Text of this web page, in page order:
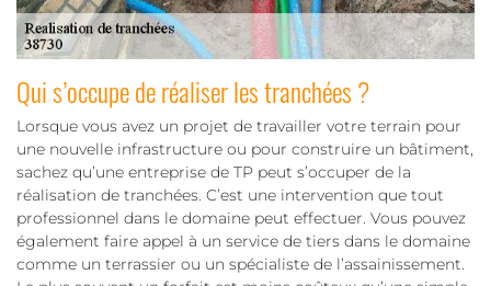
Qui s’occupe de réaliser les tranchées ?
Lorsque vous avez un projet de travailler votre terrain pour
une nouvelle infrastructure ou pour construire un bâtiment,
sachez qu’une entreprise de TP peut s’occuper de la
réalisation de tranchées. C’est une intervention que tout
professionnel dans le domaine peut effectuer. Vous pouvez
également faire appel à un service de tiers dans le domaine
comme un terrassier ou un spécialiste de l’assainissement.